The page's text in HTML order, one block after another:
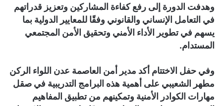
وهدفت الدورة إلى رفع كفاءة المشاركين وتعزيز قدراتهم
في التعامل الإنساني والقانوني وفقًا للمعايير الدولية بما
يسهم في تطوير الأداء الأمني وتحقيق الأمن المجتمعي
المستدام.
وفي حفل الاختتام أكد مدير أمن العاصمة عدن اللواء الركن
مطهر الشعيبي على أهمية هذه البرامج التدريبية في صقل
مهارات الكوادر الأمنية وتمكينهم من تطبيق المفاهيم